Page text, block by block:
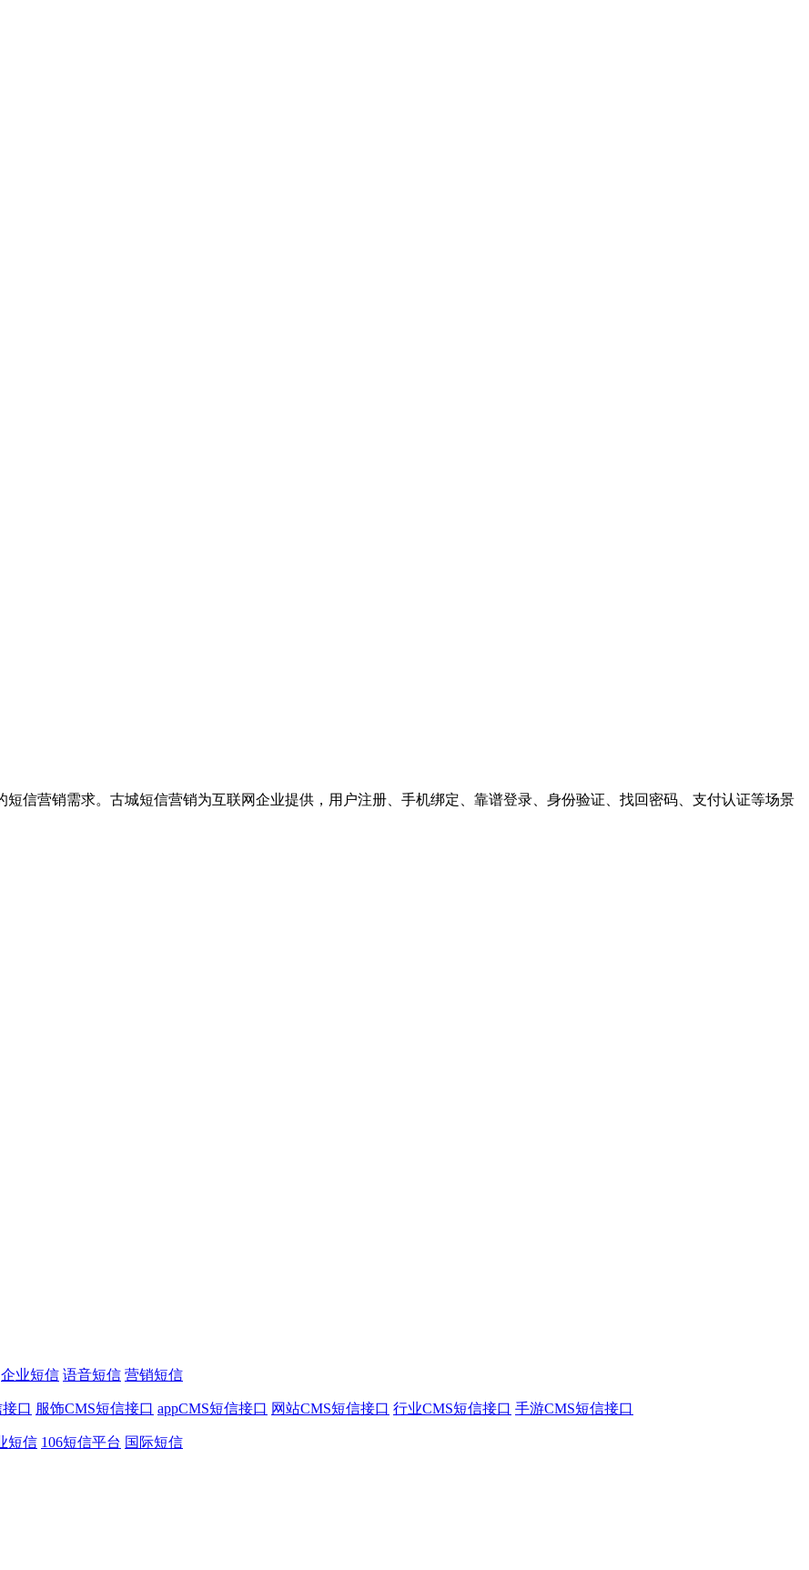
信营销需求。古城短信营销为互联网企业提供，用户注册、手机绑定、靠谱登录、身份验证、找回密码、支付认证等场景
企业短信 语音短信 营销短信
口 服饰CMS短信接口 appCMS短信接口 网站CMS短信接口 行业CMS短信接口 手游CMS短信接口
短信 106短信平台 国际短信